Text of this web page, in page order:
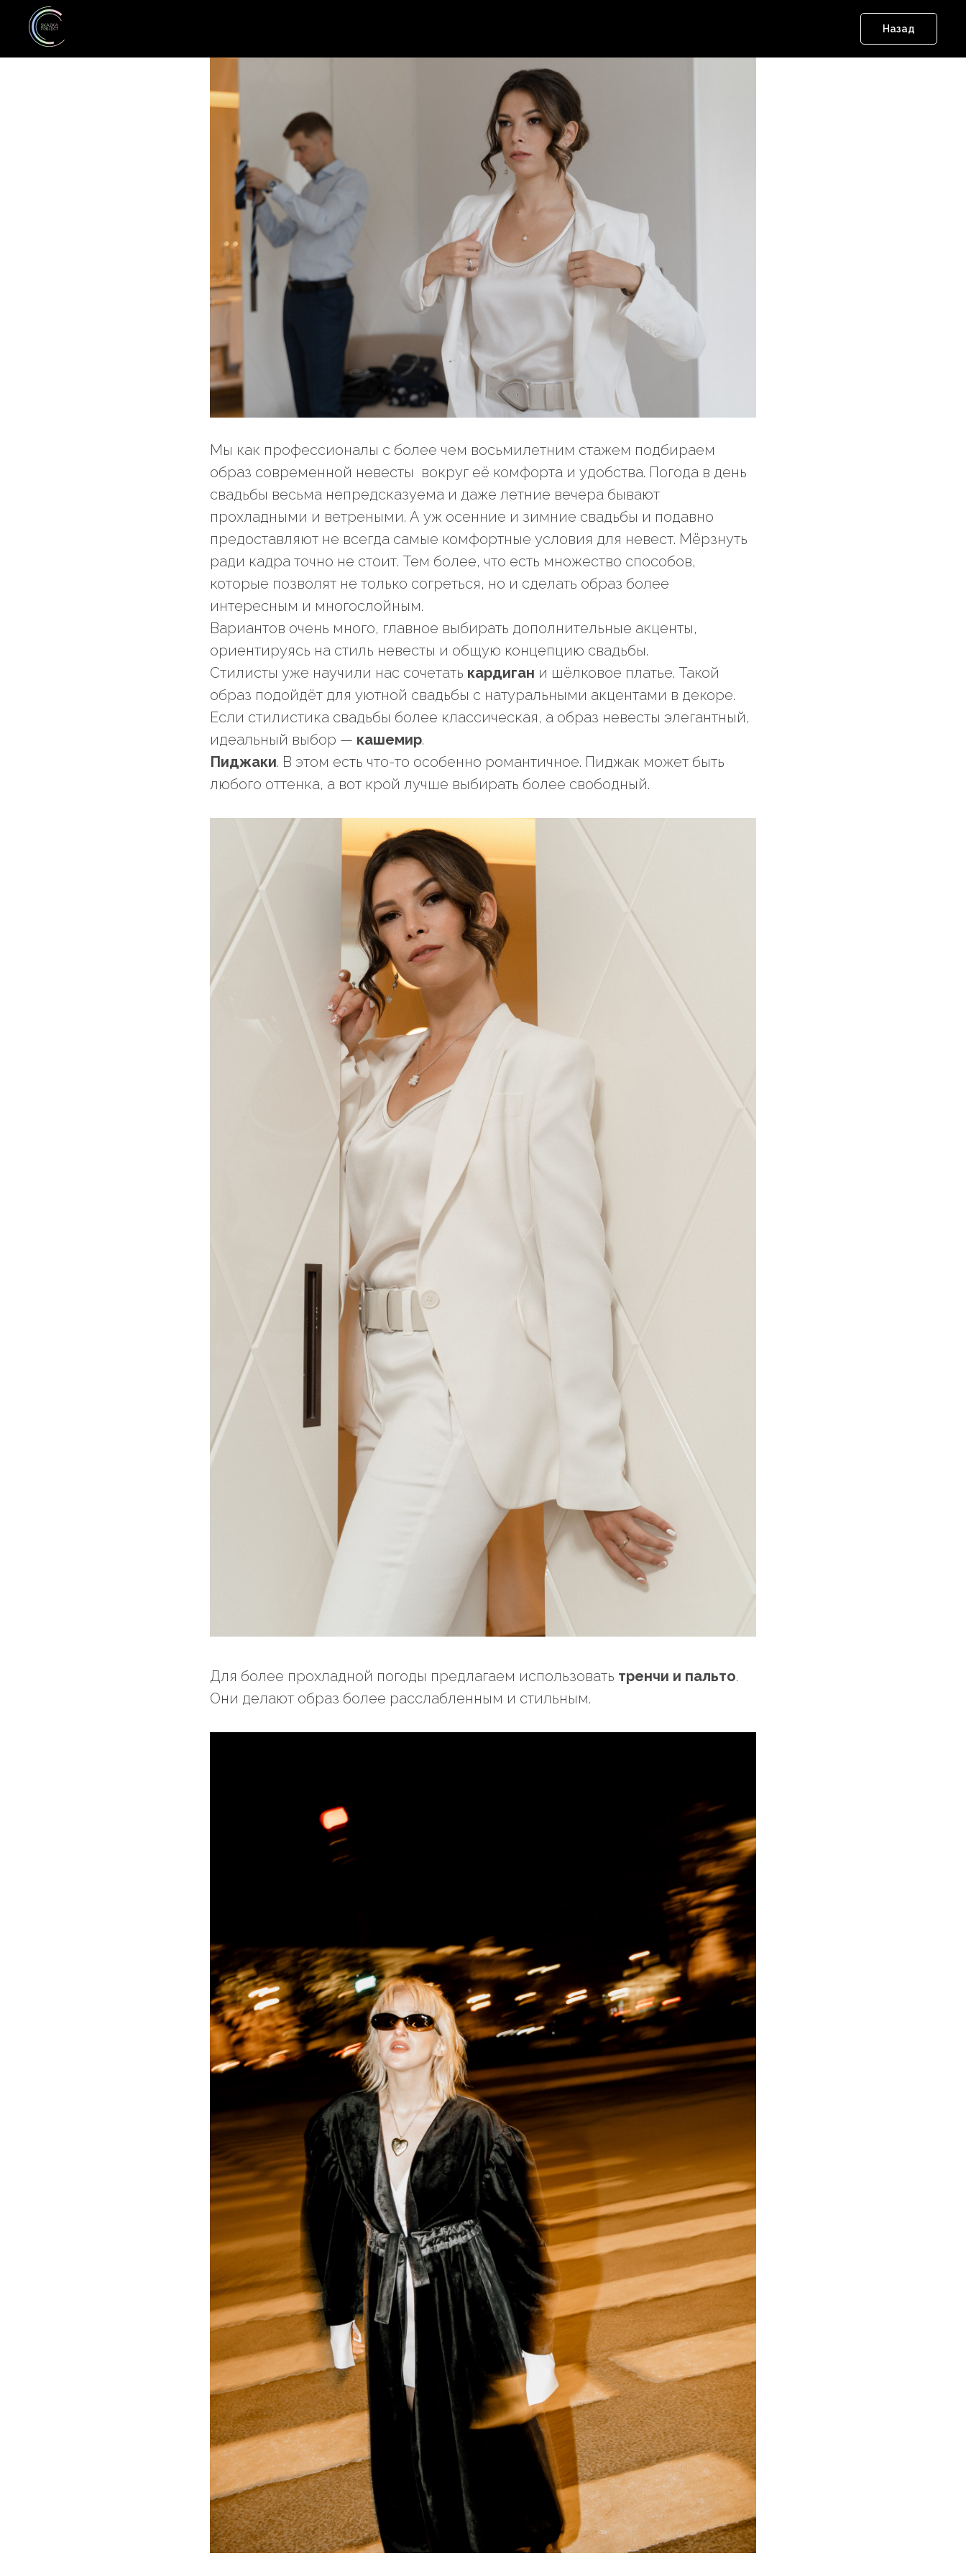
Назад
Мы как профессионалы с более чем восьмилетним стажем подбираем
образ современной невесты вокруг её комфорта и удобства. Погода в день
свадьбы весьма непредсказуема и даже летние вечера бывают
прохладными и ветреными. А уж осенние и зимние свадьбы и подавно
предоставляют не всегда самые комфортные условия для невест. Мёрзнуть
ради кадра точно не стоит. Тем более, что есть множество способов,
которые позволят не только согреться, но и сделать образ более
интересным и многослойным.
Вариантов очень много, главное выбирать дополнительные акценты,
ориентируясь на стиль невесты и общую концепцию свадьбы.
Стилисты уже научили нас сочетать кардиган и шёлковое платье. Такой
образ подойдёт для уютной свадьбы с натуральными акцентами в декоре.
Если стилистика свадьбы более классическая, а образ невесты элегантный,
идеальный выбор — кашемир.
Пиджаки. В этом есть что-то особенно романтичное. Пиджак может быть
любого оттенка, а вот крой лучше выбирать более свободный.
Для более прохладной погоды предлагаем использовать тренчи и пальто.
Они делают образ более расслабленным и стильным.